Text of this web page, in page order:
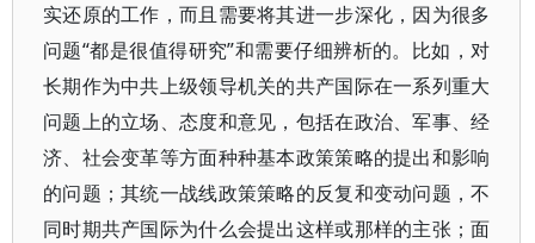
实还原的工作，而且需要将其进一步深化，因为很多
问题“都是很值得研究”和需要仔细辨析的。比如，对
长期作为中共上级领导机关的共产国际在一系列重大
问题上的立场、态度和意见，包括在政治、军事、经
济、社会变革等方面种种基本政策策略的提出和影响
的问题；其统一战线政策策略的反复和变动问题，不
同时期共产国际为什么会提出这样或那样的主张；面